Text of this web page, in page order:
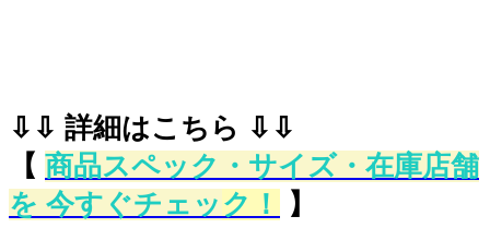
⇩⇩ 詳細はこちら ⇩⇩
【 商品スペック・サイズ・在庫店舗
を 今すぐチェッ ク！ 】